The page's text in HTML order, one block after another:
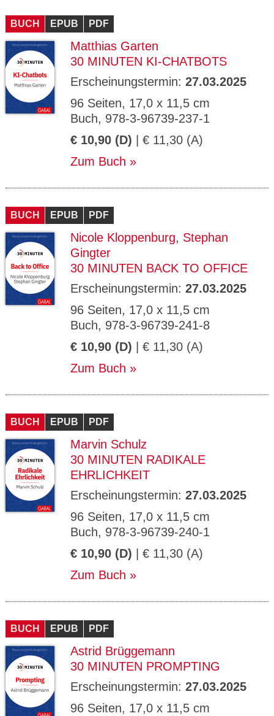
BUCH EPUB PDF
Matthias Garten
30 MINUTEN KI-CHATBOTS
Erscheinungstermin: 27.03.2025
96 Seiten, 17,0 x 11,5 cm
Buch, 978-3-96739-237-1
€ 10,90 (D) | € 11,30 (A)
Zum Buch
BUCH EPUB PDF
Nicole Kloppenburg, Stephan
Gingter
30 MINUTEN BACK TO OFFICE
Erscheinungstermin: 27.03.2025
96 Seiten, 17,0 x 11,5 cm
Buch, 978-3-96739-241-8
€ 10,90 (D) | € 11,30 (A)
Zum Buch
BUCH EPUB PDF
Marvin Schulz
30 MINUTEN RADIKALE
EHRLICHKEIT
Erscheinungstermin: 27.03.2025
96 Seiten, 17,0 x 11,5 cm
Buch, 978-3-96739-240-1
€ 10,90 (D) | € 11,30 (A)
Zum Buch
BUCH EPUB PDF
Astrid Brüggemann
30 MINUTEN PROMPTING
Erscheinungstermin: 27.03.2025
96 Seiten, 17,0 x 11,5 cm